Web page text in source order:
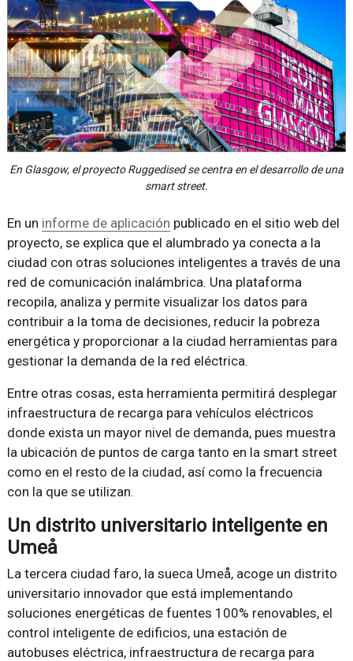
En Glasgow, el proyecto Ruggedised se centra en el desarrollo de una
smart street.
En un informe de aplicación publicado en el sitio web del
proyecto, se explica que el alumbrado ya conecta a la
ciudad con otras soluciones inteligentes a través de una
red de comunicación inalámbrica. Una plataforma
recopila, analiza y permite visualizar los datos para
contribuir a la toma de decisiones, reducir la pobreza
energética y proporcionar a la ciudad herramientas para
gestionar la demanda de la red eléctrica.
Entre otras cosas, esta herramienta permitirá desplegar
infraestructura de recarga para vehículos eléctricos
donde exista un mayor nivel de demanda, pues muestra
la ubicación de puntos de carga tanto en la smart street
como en el resto de la ciudad, así como la frecuencia
con la que se utilizan.
Un distrito universitario inteligente en
Umeå
La tercera ciudad faro, la sueca Umeå, acoge un distrito
universitario innovador que está implementando
soluciones energéticas de fuentes 100% renovables, el
control inteligente de edificios, una estación de
autobuses eléctrica, infraestructura de recarga para